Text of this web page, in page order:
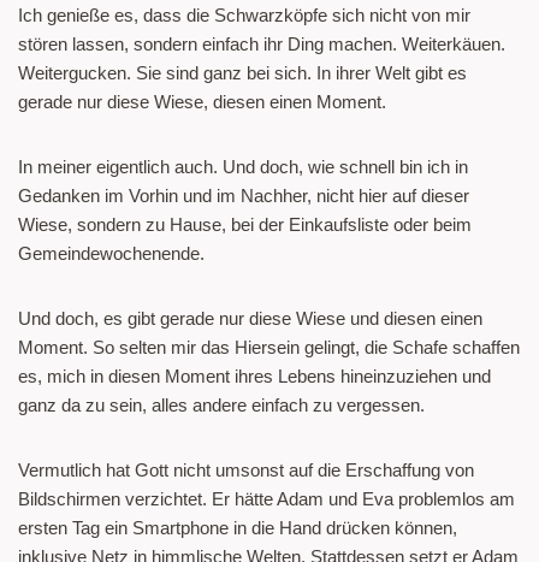
Ich genieße es, dass die Schwarzköpfe sich nicht von mir
stören lassen, sondern einfach ihr Ding machen. Weiterkäuen.
Weitergucken. Sie sind ganz bei sich. In ihrer Welt gibt es
gerade nur diese Wiese, diesen einen Moment.
In meiner eigentlich auch. Und doch, wie schnell bin ich in
Gedanken im Vorhin und im Nachher, nicht hier auf dieser
Wiese, sondern zu Hause, bei der Einkaufsliste oder beim
Gemeindewochenende.
Und doch, es gibt gerade nur diese Wiese und diesen einen
Moment. So selten mir das Hiersein gelingt, die Schafe schaffen
es, mich in diesen Moment ihres Lebens hineinzuziehen und
ganz da zu sein, alles andere einfach zu vergessen.
Vermutlich hat Gott nicht umsonst auf die Erschaffung von
Bildschirmen verzichtet. Er hätte Adam und Eva problemlos am
ersten Tag ein Smartphone in die Hand drücken können,
inklusive Netz in himmlische Welten. Stattdessen setzt er Adam